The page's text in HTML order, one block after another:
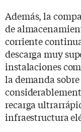
Además, la
de
corriente
descarga muy
instalaciones
la demanda
recarga
infraestructura